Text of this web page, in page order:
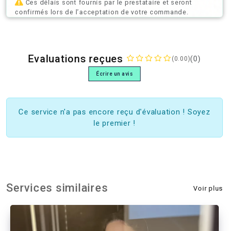
Ces délais sont fournis par le prestataire et seront
confirmés lors de l’acceptation de votre commande.
Evaluations reçues (0.00)(0)
Écrire un avis
Ce service n'a pas encore reçu d'évaluation ! Soyez
le premier !
Services similaires Voir plus